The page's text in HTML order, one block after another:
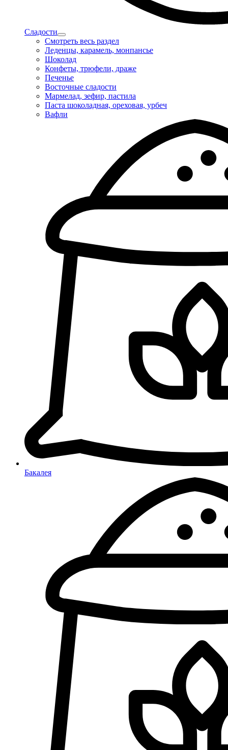
Сладости
Смотреть весь раздел
Леденцы, карамель, монпансье
Шоколад
Конфеты, трюфели, драже
Печенье
Восточные сладости
Мармелад, зефир, пастила
Паста шоколадная, ореховая, урбеч
Вафли
Бакалея